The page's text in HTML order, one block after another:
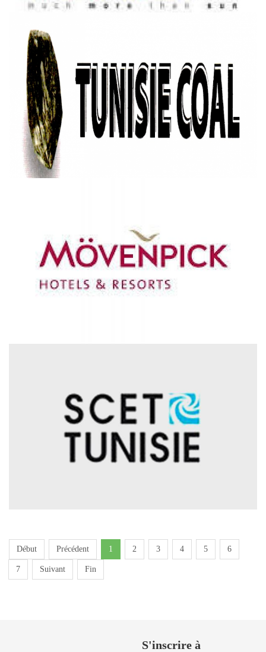
Début Précédent 1 2 3 4 5 6
7 Suivant Fin
S'inscrire à